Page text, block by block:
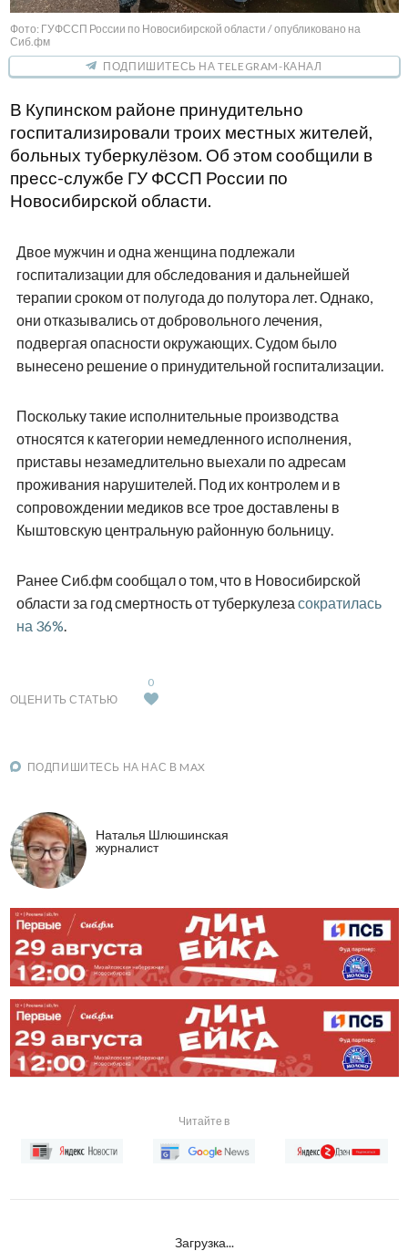
Фото: ГУФССП России по Новосибирской области / опубликовано на
Сиб.фм
ПОДПИШИТЕСЬ НА TELEGRAM-КАНАЛ
В Купинском районе принудительно
госпитализировали троих местных жителей,
больных туберкулёзом. Об этом сообщили в
пресс-службе ГУ ФССП России по
Новосибирской области.
Двое мужчин и одна женщина подлежали
госпитализации для обследования и дальнейшей
терапии сроком от полугода до полутора лет. Однако,
они отказывались от добровольного лечения,
подвергая опасности окружающих. Судом было
вынесено решение о принудительной госпитализации.
Поскольку такие исполнительные производства
относятся к категории немедленного исполнения,
приставы незамедлительно выехали по адресам
проживания нарушителей. Под их контролем и в
сопровождении медиков все трое доставлены в
Кыштовскую центральную районную больницу.
Ранее Сиб.фм сообщал о том, что в Новосибирской
области за год смертность от туберкулеза сократилась
на 36%
ОЦЕНИТЬ СТАТЬЮ
0
ПОДПИШИТЕСЬ НА НАС В MAX
Наталья Шлюшинская
журналист
Читайте в
Загрузка...